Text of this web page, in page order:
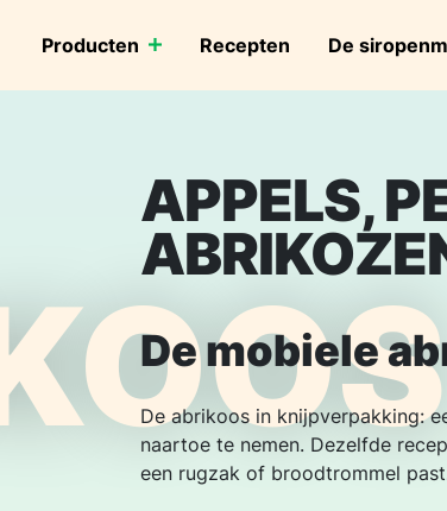
Producten Recepten De
APPELS,
De mobiele
De abrikoos in knijpverpakking:
naartoe te nemen. Dezelfde
een rugzak of broodtrommel